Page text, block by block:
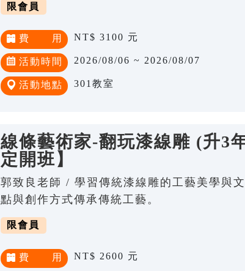
限會員
費 用 NT$ 3100 元
活動時間 2026/08/06 ~ 2026/08/07
活動地點 301教室
線條藝術家-翻玩漆線雕 (升3
定開班】
郭致良老師 / 學習傳統漆線雕的工藝美學與
點與創作方式傳承傳統工藝。
限會員
費 用 NT$ 2600 元